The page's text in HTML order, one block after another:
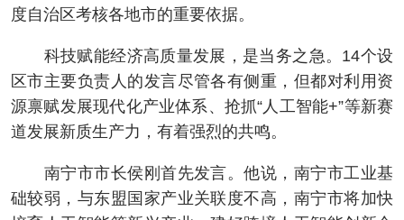
度自治区考核各地市的重要依据。
科技赋能经济高质量发展，是当务之急。14个设
区市主要负责人的发言尽管各有侧重，但都对利用资
源禀赋发展现代化产业体系、抢抓“人工智能+”等新赛
道发展新质生产力，有着强烈的共鸣。
南宁市市长侯刚首先发言。他说，南宁市工业基
础较弱，与东盟国家产业关联度不高，南宁市将加快